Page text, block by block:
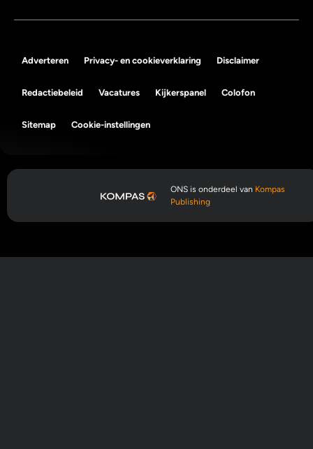
Adverteren Privacy- en cookieverklaring Disclaimer
Redactiebeleid Vacatures Kijkerspanel Colofon
Sitemap Cookie-instellingen
ONS is onderdeel van Kompas
Publishing